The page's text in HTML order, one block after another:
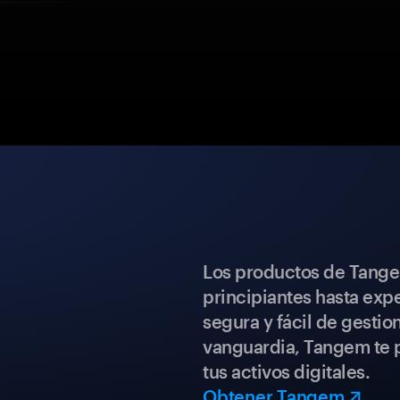
Los productos de
principiantes hasta
segura y fácil de
vanguardia, Tangem
tus activos digitales.